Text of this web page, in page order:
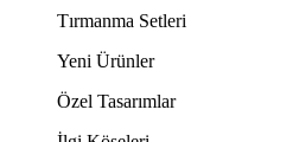
Tırmanma Setleri
Yeni Ürünler
Özel Tasarımlar